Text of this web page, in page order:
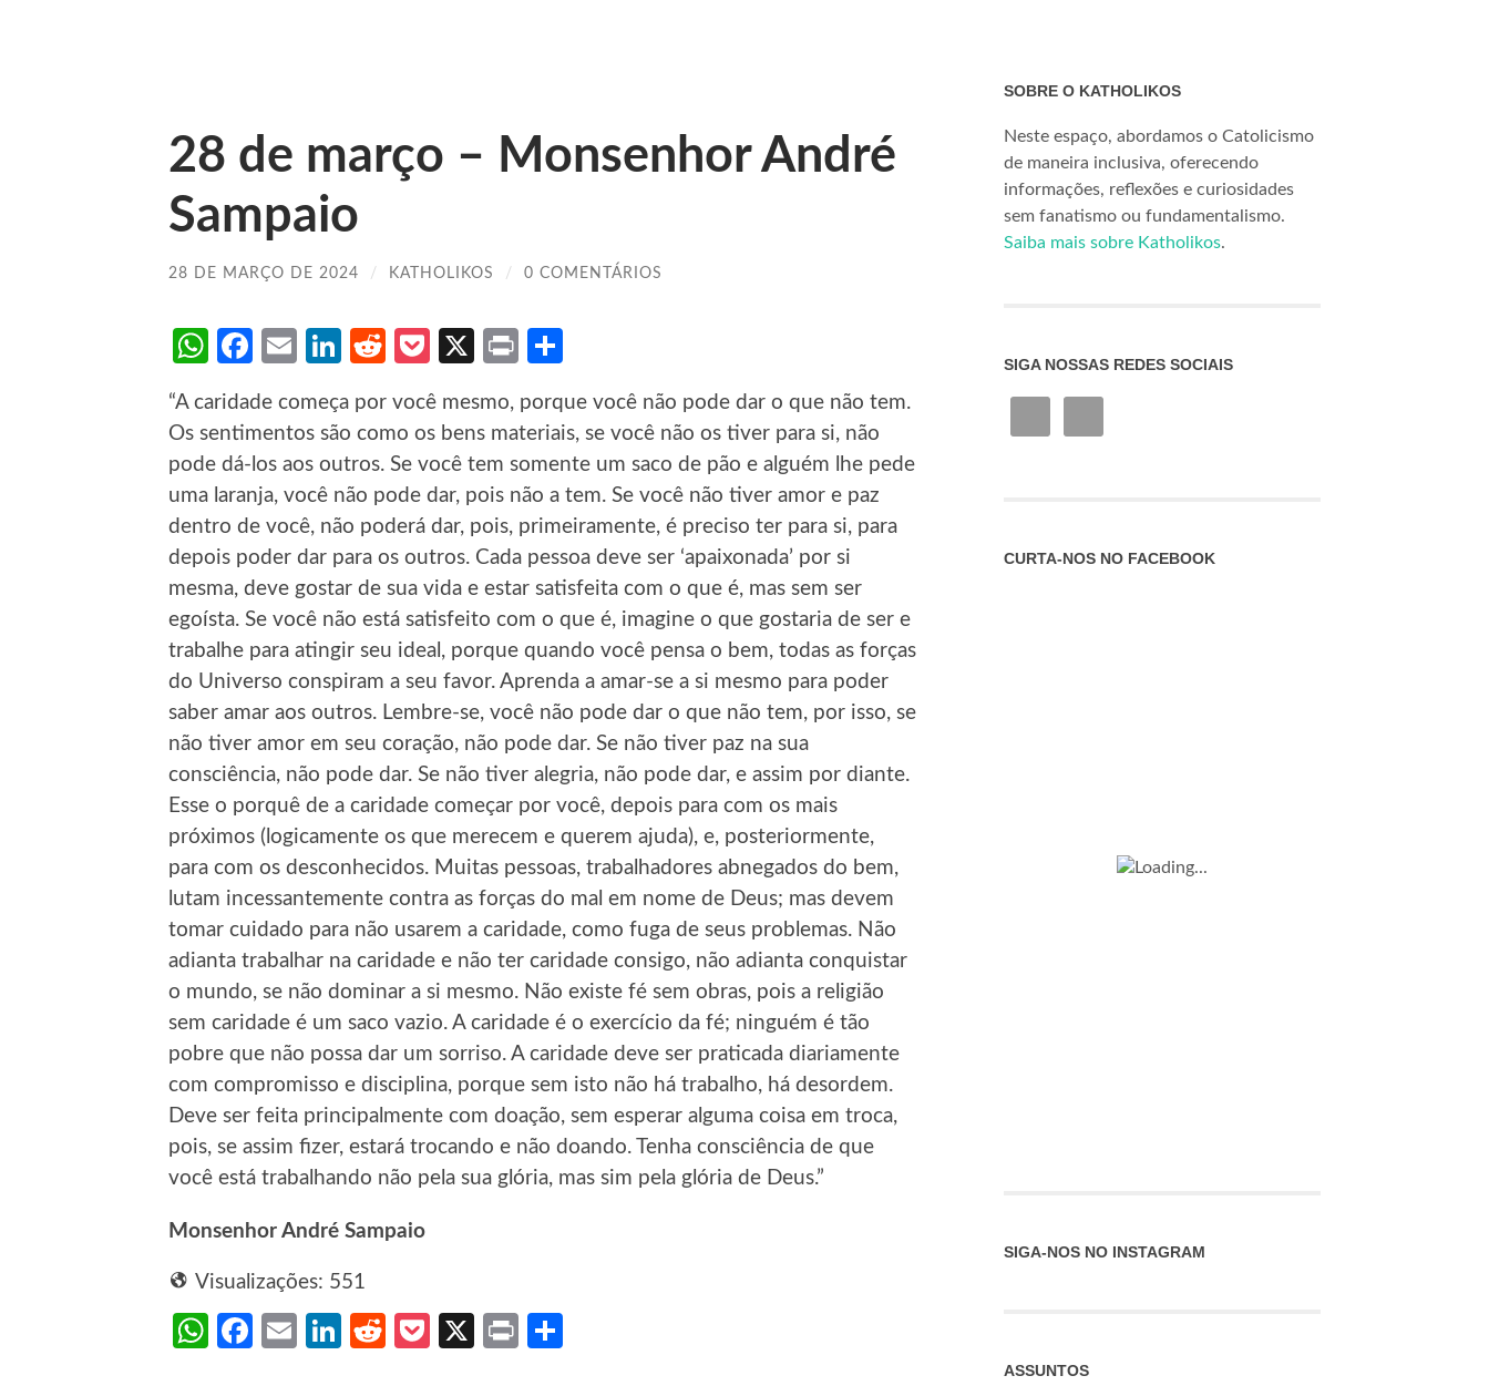
28 de março – Monsenhor André
Sampaio
28 DE MARÇO DE 2024 / KATHOLIKOS / 0 COMENTÁRIOS
WhatsApp
Facebook
EmailLinkedIn
RedditPocket
X Print
“A caridade começa por você mesmo, porque você não pode dar o que não tem.
Os sentimentos são como os bens materiais, se você não os tiver para si, não
pode dá-los aos outros. Se você tem somente um saco de pão e alguém lhe pede
uma laranja, você não pode dar, pois não a tem. Se você não tiver amor e paz
dentro de você, não poderá dar, pois, primeiramente, é preciso ter para si, para
depois poder dar para os outros. Cada pessoa deve ser ‘apaixonada’ por si
mesma, deve gostar de sua vida e estar satisfeita com o que é, mas sem ser
egoísta. Se você não está satisfeito com o que é, imagine o que gostaria de ser e
trabalhe para atingir seu ideal, porque quando você pensa o bem, todas as forças
do Universo conspiram a seu favor. Aprenda a amar-se a si mesmo para poder
saber amar aos outros. Lembre-se, você não pode dar o que não tem, por isso, se
não tiver amor em seu coração, não pode dar. Se não tiver paz na sua
consciência, não pode dar. Se não tiver alegria, não pode dar, e assim por diante.
Esse o porquê de a caridade começar por você, depois para com os mais
próximos (logicamente os que merecem e querem ajuda), e, posteriormente,
para com os desconhecidos. Muitas pessoas, trabalhadores abnegados do bem,
lutam incessantemente contra as forças do mal em nome de Deus; mas devem
tomar cuidado para não usarem a caridade, como fuga de seus problemas. Não
adianta trabalhar na caridade e não ter caridade consigo, não adianta conquistar
o mundo, se não dominar a si mesmo. Não existe fé sem obras, pois a religião
sem caridade é um saco vazio. A caridade é o exercício da fé; ninguém é tão
pobre que não possa dar um sorriso. A caridade deve ser praticada diariamente
com compromisso e disciplina, porque sem isto não há trabalho, há desordem.
Deve ser feita principalmente com doação, sem esperar alguma coisa em troca,
pois, se assim fizer, estará trocando e não doando. Tenha consciência de que
você está trabalhando não pela sua glória, mas sim pela glória de Deus.”
Monsenhor André Sampaio
Visualizações: 551
WhatsApp
Facebook
EmailLinkedIn
RedditPocket
X Print
SOBRE O KATHOLIKOS
Neste espaço, abordamos o Catolicismo
de maneira inclusiva, oferecendo
informações, reflexões e curiosidades
sem fanatismo ou fundamentalismo.
Saiba mais sobre Katholikos.
SIGA NOSSAS REDES SOCIAIS
CURTA-NOS NO FACEBOOK
SIGA-NOS NO INSTAGRAM
ASSUNTOS